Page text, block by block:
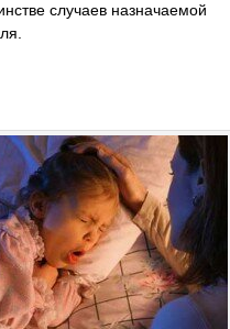
случаев назначаемой